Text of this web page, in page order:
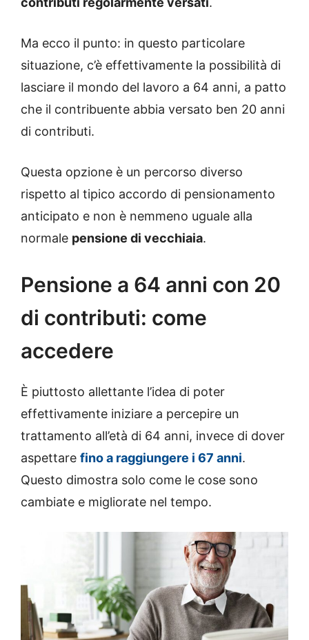
Ma ecco il punto: in questo particolare
situazione, c’è effettivamente la possibilità di
lasciare il mondo del lavoro a 64 anni, a patto
che il contribuente abbia versato ben 20 anni
di contributi.
Questa opzione è un percorso diverso
rispetto al tipico accordo di pensionamento
anticipato e non è nemmeno uguale alla
normale pensione di vecchiaia.
Pensione a 64 anni con 20
di contributi: come
accedere
È piuttosto allettante l’idea di poter
effettivamente iniziare a percepire un
trattamento all’età di 64 anni, invece di dover
aspettare fino a raggiungere i 67 anni.
Questo dimostra solo come le cose sono
cambiate e migliorate nel tempo.